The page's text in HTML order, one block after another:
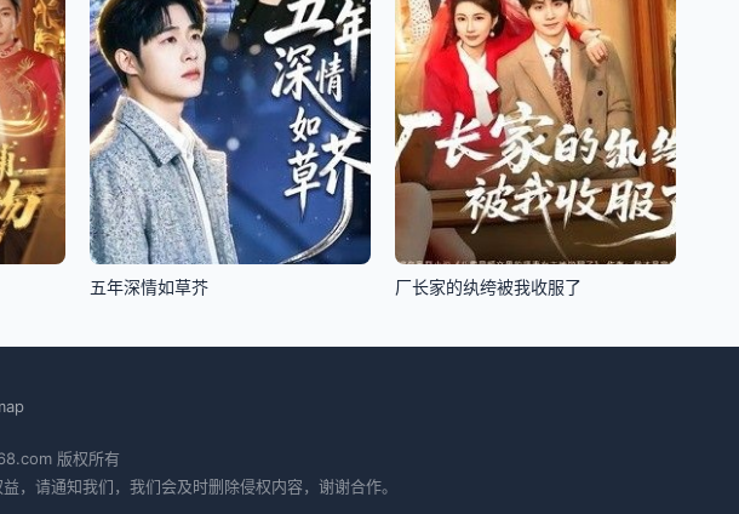
五年深情如草芥 厂长家的纨绔被我收服了
版权所有
，请通知我们，我们会及时删除侵权内容，谢谢合作。